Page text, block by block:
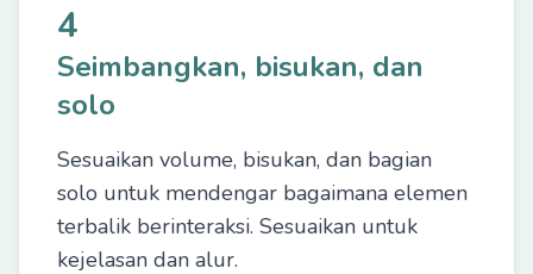
4
Seimbangkan, bisukan, dan
solo
Sesuaikan volume, bisukan, dan bagian
solo untuk mendengar bagaimana elemen
terbalik berinteraksi. Sesuaikan untuk
kejelasan dan alur.